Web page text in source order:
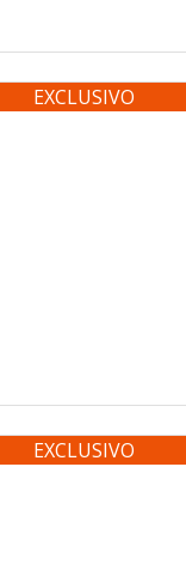
EXCLUSIVO
EXCLUSIVO